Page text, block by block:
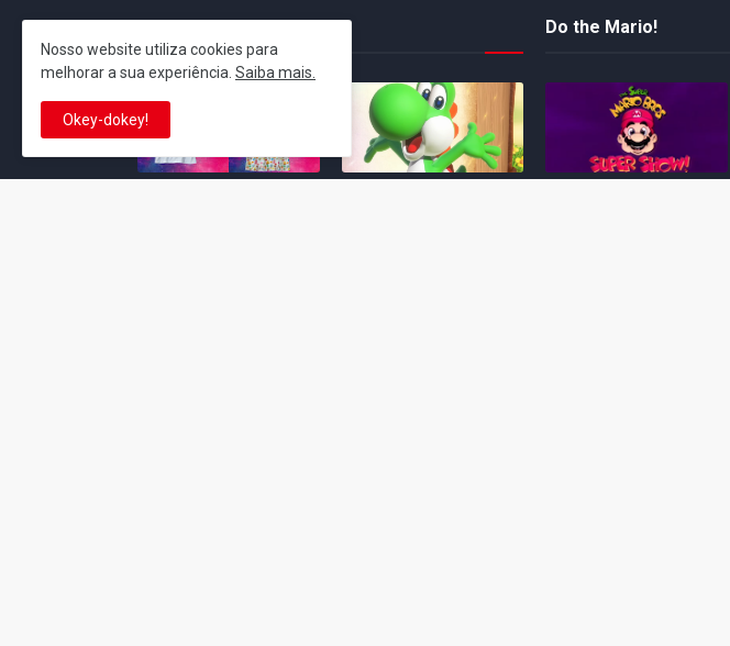
Do the Mario!
Nosso website utiliza cookies para
melhorar a sua experiência. Saiba mais.
Okey-dokey!